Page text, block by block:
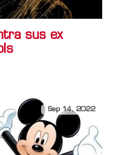
sus ex
Sep 14, 2022